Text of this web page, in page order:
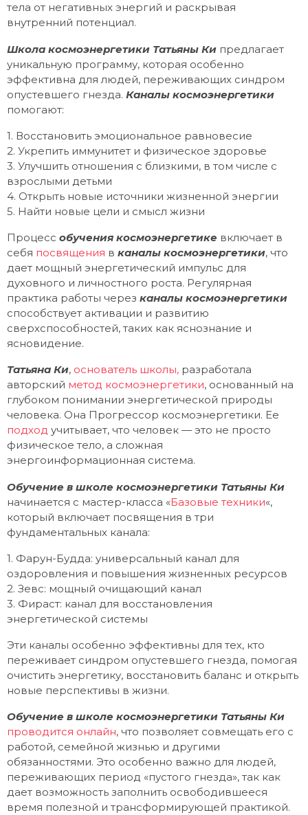
тела от негативных энергий и раскрывая
внутренний потенциал.
Школа космоэнергетики Татьяны Ки предлагает
уникальную программу, которая особенно
эффективна для людей, переживающих синдром
опустевшего гнезда. Каналы космоэнергетики
помогают:
1. Восстановить эмоциональное равновесие
2. Укрепить иммунитет и физическое здоровье
3. Улучшить отношения с близкими, в том числе с
взрослыми детьми
4. Открыть новые источники жизненной энергии
5. Найти новые цели и смысл жизни
Процесс обучения космоэнергетике включает в
себя посвящения в каналы космоэнергетики, что
дает мощный энергетический импульс для
духовного и личностного роста. Регулярная
практика работы через каналы космоэнергетики
способствует активации и развитию
сверхспособностей, таких как яснознание и
ясновидение.
Татьяна Ки, основатель школы, разработала
авторский метод космоэнергетики, основанный на
глубоком понимании энергетической природы
человека. Она Прогрессор космоэнергетики. Ее
подход учитывает, что человек — это не просто
физическое тело, а сложная
энергоинформационная система.
Обучение в школе космоэнергетики Татьяны Ки
начинается с мастер-класса «Базовые техники«,
который включает посвящения в три
фундаментальных канала:
1. Фарун-Будда: универсальный канал для
оздоровления и повышения жизненных ресурсов
2. Зевс: мощный очищающий канал
3. Фираст: канал для восстановления
энергетической системы
Эти каналы особенно эффективны для тех, кто
переживает синдром опустевшего гнезда, помогая
очистить энергетику, восстановить баланс и открыть
новые перспективы в жизни.
Обучение в школе космоэнергетики Татьяны Ки
проводится онлайн, что позволяет совмещать его с
работой, семейной жизнью и другими
обязанностями. Это особенно важно для людей,
переживающих период «пустого гнезда», так как
дает возможность заполнить освободившееся
время полезной и трансформирующей практикой.